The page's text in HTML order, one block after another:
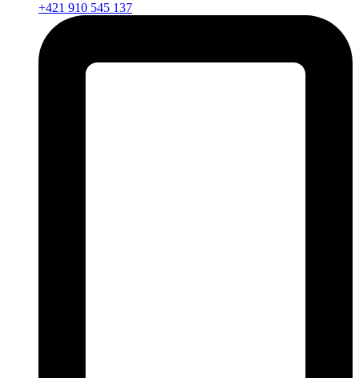
+421 910 545 137